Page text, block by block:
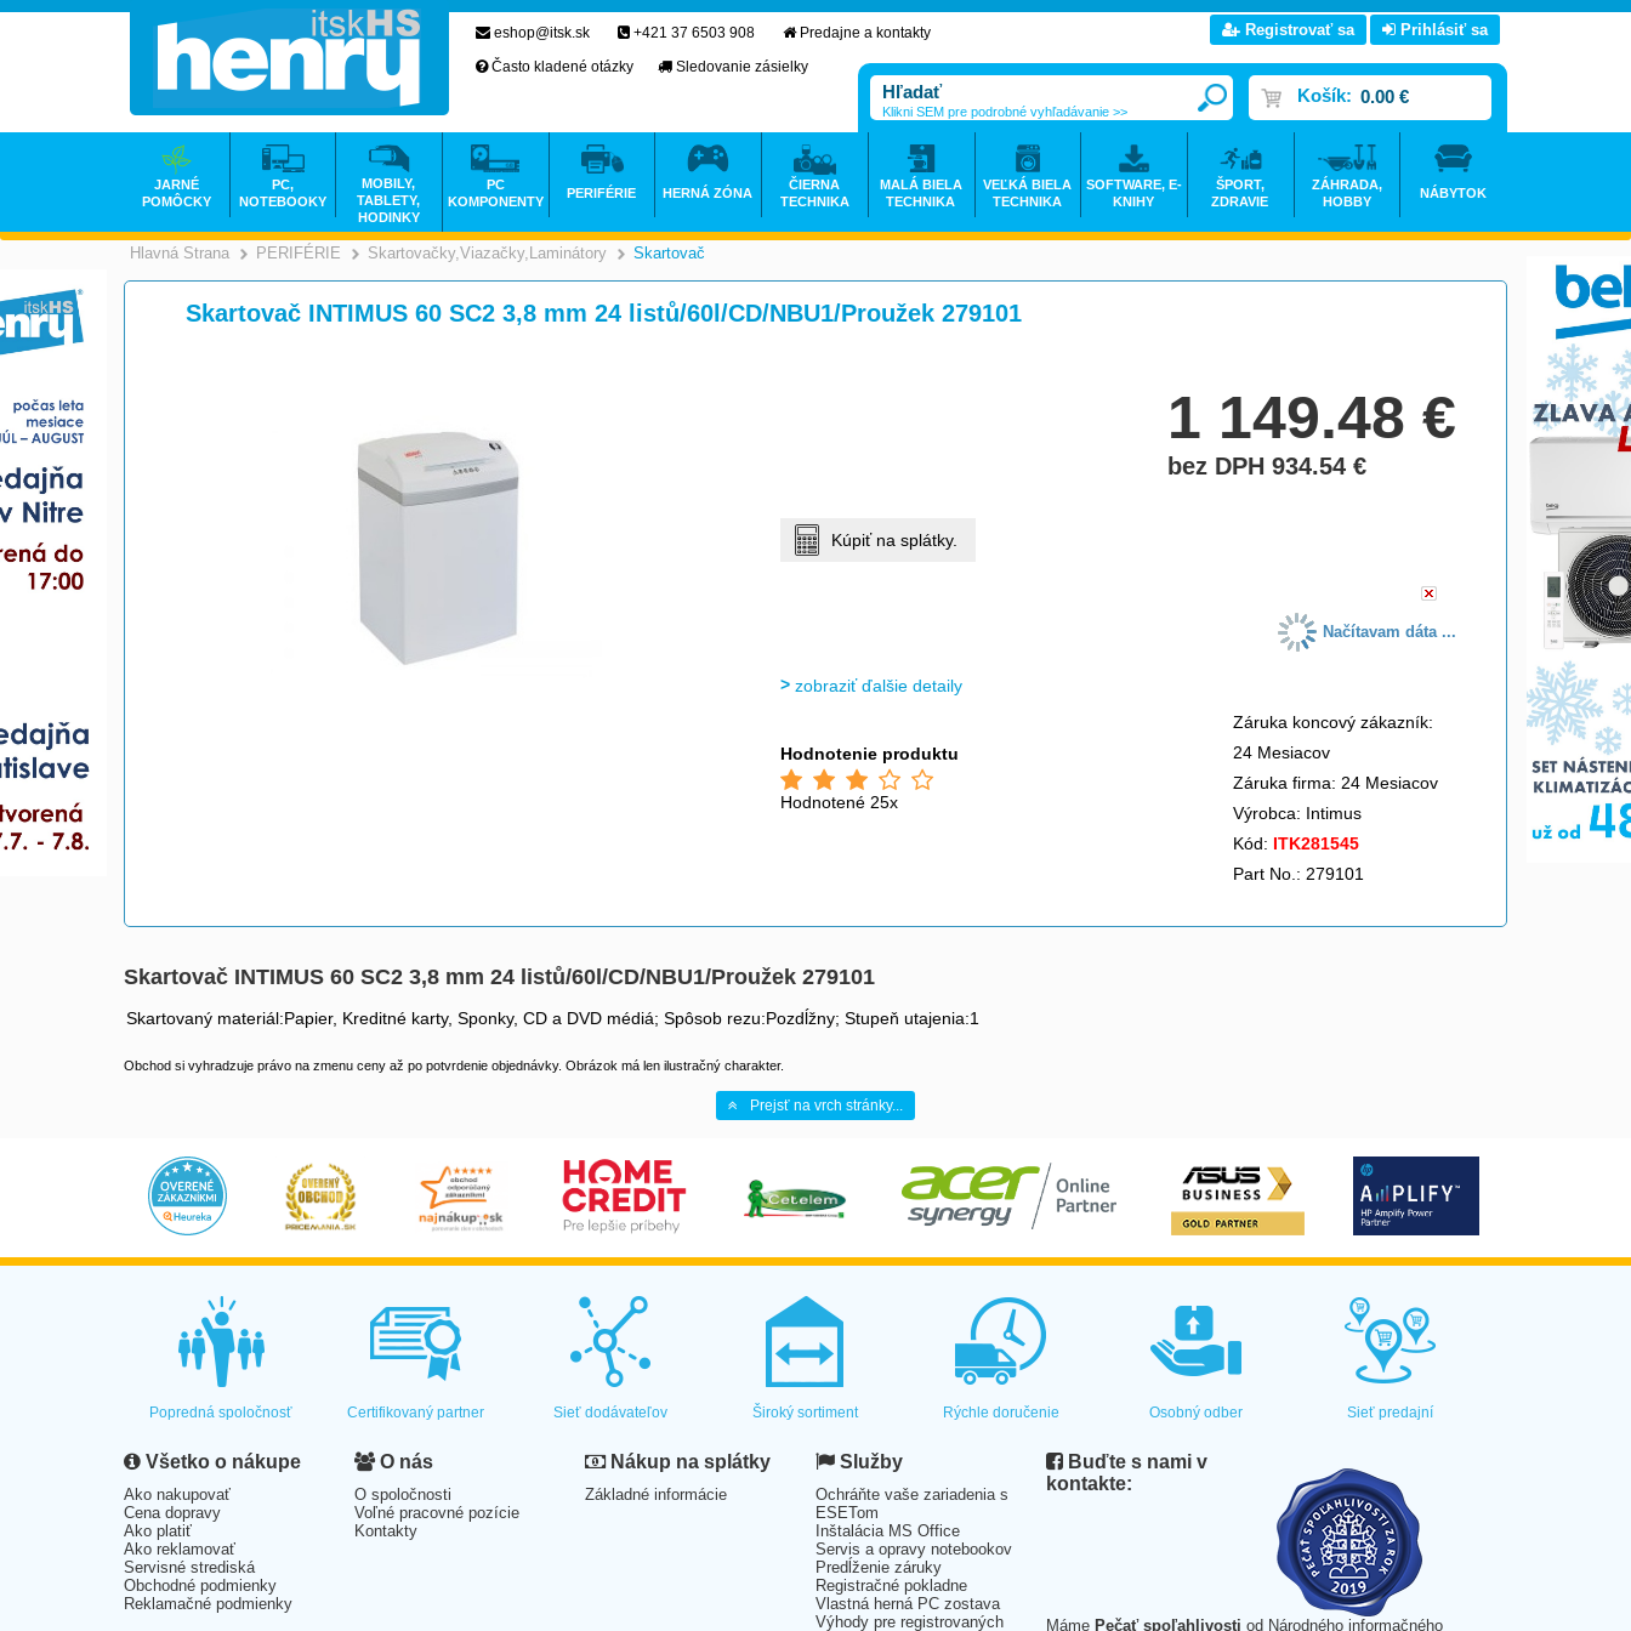
Hlavná Strana >
PERIFÉRIE >
Skartovačky,Viazačky,Laminátory >
Skartovač
Skartovač INTIMUS 60 SC2 3,8 mm 24 listů/60l/CD/NBU1/Proužek 279101
1 149.48€
bez DPH 934.54€
Kúpiť na splátky.
Načítavam dáta ...
zobraziť ďalšie detaily
Hodnotenie produktu
Hodnotené 25x
Záruka koncový zákazník:
24 Mesiacov
Záruka firma: 24 Mesiacov
Výrobca: Intimus
Kód: ITK281545
Part No.: 279101
Skartovač INTIMUS 60 SC2 3,8 mm 24 listů/60l/CD/NBU1/Proužek 279101
Skartovaný materiál:Papier, Kreditné karty, Sponky, CD a DVD médiá; Spôsob rezu:Pozdĺžny; Stupeň utajenia:1
Obchod si vyhradzuje právo na zmenu ceny až po potvrdenie objednávky. Obrázok má len ilustračný charakter.
Prejsť na vrch stránky...
eshop@itsk.sk +421 37 6503 908
Predajne a kontakty
Často kladené otázky
Sledovanie zásielky
Registrovať sa Prihlásiť sa
Košík: 0.00 €
Klikni SEM pre podrobné vyhľadávanie >>
JARNÉ
POMÔCKY
PC,
NOTEBOOKY
MOBILY,
TABLETY,
HODINKY
PC
KOMPONENTY
PERIFÉRIE HERNÁ ZÓNA
ČIERNA
TECHNIKA
MALÁ BIELA
TECHNIKA
VEĽKÁ BIELA
TECHNIKA
SOFTWARE, E-
KNIHY
ŠPORT,
ZDRAVIE
ZÁHRADA,
HOBBY
NÁBYTOK
Popredná spoločnosť Certifikovaný partner Sieť dodávateľov Široký sortiment Rýchle doručenie Osobný odber Sieť predajní
Všetko o nákupe
Ako nakupovať
Cena dopravy
Ako platiť
Ako reklamovať
Servisné strediská
Obchodné podmienky
Reklamačné podmienky
O nás
O spoločnosti
Voľné pracovné pozície
Kontakty
Nákup na splátky
Základné informácie
Služby
Ochráňte vaše zariadenia s
ESETom
Inštalácia MS Office
Servis a opravy notebookov
Predĺženie záruky
Registračné pokladne
Vlastná herná PC zostava
Výhody pre registrovaných
Buďte s nami v
kontakte:
Máme Pečať spoľahlivosti od Národného informačného